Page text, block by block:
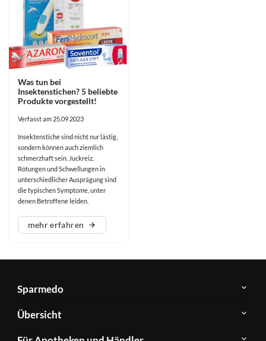
Was tun bei
Insektenstichen? 5 beliebte
Produkte vorgestellt!
Verfasst am 25.09.2023
Insektenstiche sind nicht nur lästig,
sondern können auch ziemlich
schmerzhaft sein. Juckreiz,
Rötungen und Schwellungen in
unterschiedlicher Ausprägung sind
die typischen Symptome, unter
denen Betroffene leiden.
mehr erfahren
Sparmedo
Über
Sparmedo
Übersicht